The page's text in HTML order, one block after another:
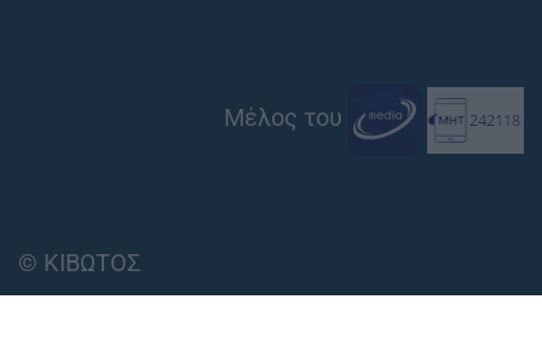
Μέλος του
© ΚΙΒΩΤΟΣ